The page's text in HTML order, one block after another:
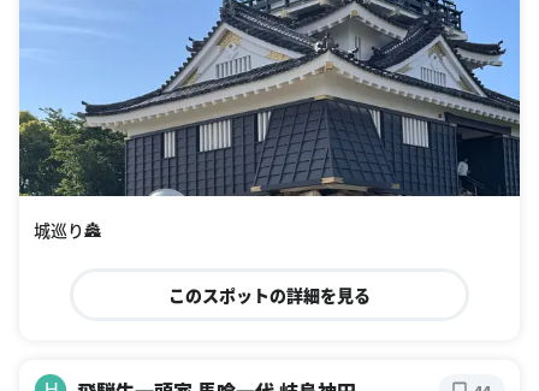
城巡り🏯
このスポットの詳細を見る